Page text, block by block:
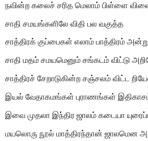
நவின்ற கலைச் சரித மெலாம் பிள்ளை
சாதி சமயங்களிலே விதி பல வகுத்த
சாத்திரக் குப்பைகள் எலாம் பாத்திரம்
சாதி மதம் சமயமெனும் சங்கடம் விட்டு
சாத்திரச் சேறாடுகின்ற சஞ்சலம் விட்ட
இயல் வேதாகமங்கள் புராணங்கள்
இவை முதலா இந்திர ஜாலம் கடையா
மயலொரு நூல் மாத்திரந்தான் ஜாலமென